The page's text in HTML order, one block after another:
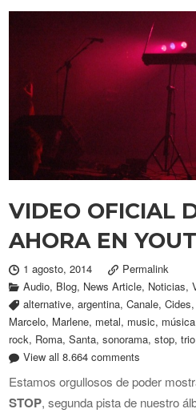
VIDEO OFICIAL
AHORA EN
1 agosto, 2014
Permalink
Audio, Blog, News Article, Noticias,
alternative,argentina,Canale,Cides
Marcelo, Marlene, metal, music, música
rock, Roma,Santa,sonorama,stop,trio
View all 8.664 comments
Estamos orgullosos de poder
STOP, segunda pista de nuestro